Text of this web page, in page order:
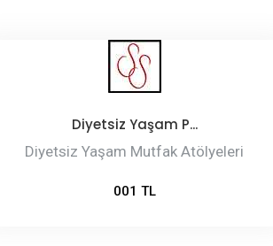
Diyetsiz Yaşam P...
Diyetsiz Yaşam Mutfak Atölyeleri
001 TL